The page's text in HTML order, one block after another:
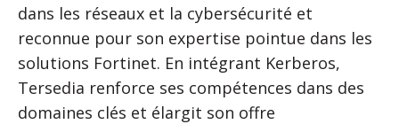
dans les réseaux et la cybersécurité et
reconnue pour son expertise pointue dans les
solutions Fortinet. En intégrant Kerberos,
Tersedia renforce ses compétences dans des
domaines clés et élargit son offre